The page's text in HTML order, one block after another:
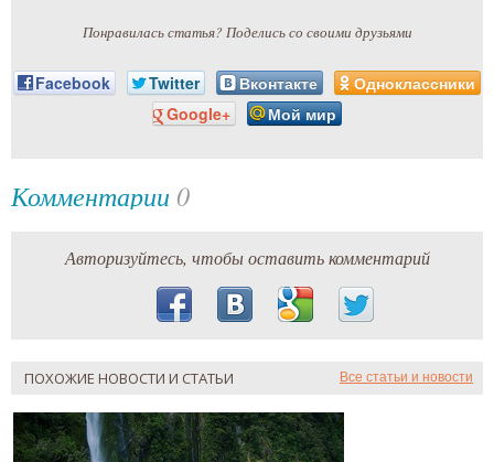
Понравилась статья? Поделись со своими друзьями
Facebook Twitter Вконтакте
Одноклассники
Google+
Мой мир
Комментарии 0
Авторизуйтесь, чтобы оставить комментарий
ПОХОЖИЕ НОВОСТИ И СТАТЬИ Все статьи и новости